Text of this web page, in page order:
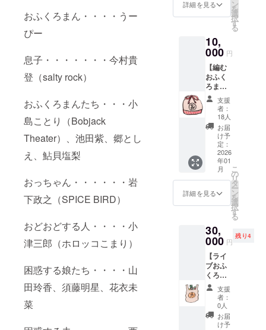
おふくろまん・・・・うー
ぴー
息子・・・・・・・今村貴
登（salty rock）
おふくろまんたち・・・小
島ことり（Bobjack
Theater）、池田紫、郷とし
え、鮎貝塩梨
おっちゃん・・・・・・岩
下政之（SPICE BIRD）
おどおどする人・・・・小
津三郎（ホロッコこまり）
困惑する娘たち・・・・山
田玲香、須藤明星、花衣未
菜
をご希
記をお
知らせ
くださ
い。 ※
メイキ
ング動
画の
URLを
お送り
します
（限定
公開）
・おふ
※お名前
の掲載
期間：
2025年
12月予
定のPV
公開か
ら、事
業が存
続限り
掲載 ※
掲載方
法：文
字のみ
※エンド
ロール
にお名
る方
は、表
記をお
知らせ
くださ
い。 ※
メイキ
ング動
画の
URLを
お送り
でお礼
のメッ
をお送
りしま
す ・完
成した
MVの公
開URL
を一般
に先駆
けてお
送りし
ます ・
おふく
ろまん
MVメイ
キング
動画 ・
おふく
＋ ・鬱
憤タメ
子オリ
ジナル
アルバ
ム「人
生穴だ
らけ」
（「お
ふくろ
まん」
詳細を見る ン
を
選
択
す
る
10,
000 円
【編む
おふく
ろま
ん】 ・
完成し
たMVの
エンド
ロール
にお名
前記載
（希望
者の
み） ・
名入り
でお礼
のメッ
をお送
りしま
す ・完
成した
MVの公
開URL
を一般
に先駆
けてお
送りし
ます ・
支援
者：
18人
お届
け予
定：
2026
年01
月
詳細を見る
こ
の
リ
タ
ー
ン
を
選
択
す
る
30,
000 円
残り4
【ライ
ブおふ
くろま
ん】 ・
完成し
たMVの
エンド
ロール
支援
者：
0人
お届
け予